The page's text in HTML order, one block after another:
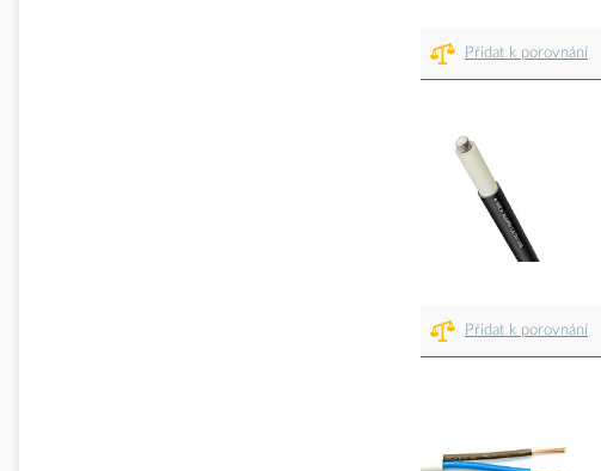
Přidat k porovnání
Přidat k porovnání